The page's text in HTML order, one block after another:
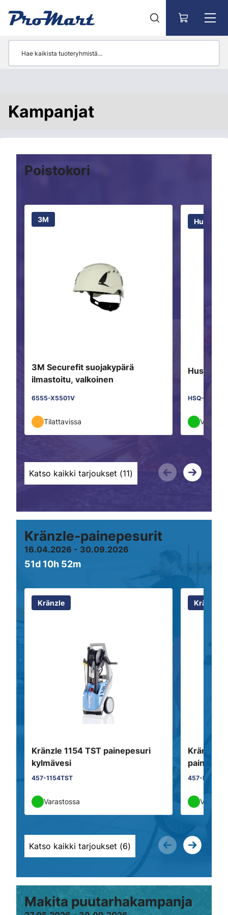
Kampanjat
Poistokori
3M
3M Securefit suojakypärä
ilmastoitu, valkoinen
6555-X5501V
Tilattavissa
HSQ-
Katso kaikki tarjoukset (11)
Kränzle-painepesurit
16.04.2026 - 30.09.2026
51d 10h 52m
Kränzle
Kränzle 1154 TST painepesuri
kylmävesi
457-1154TST
Varastossa
Kränzle
Kränzle
457-HD10/
Katso kaikki tarjoukset (6)
Makita puutarhakampanja